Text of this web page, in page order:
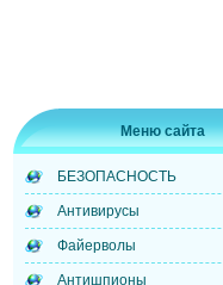
Меню сайта
БЕЗОПАСНОСТЬ
Антивирусы
Файерволы
Антишпионы